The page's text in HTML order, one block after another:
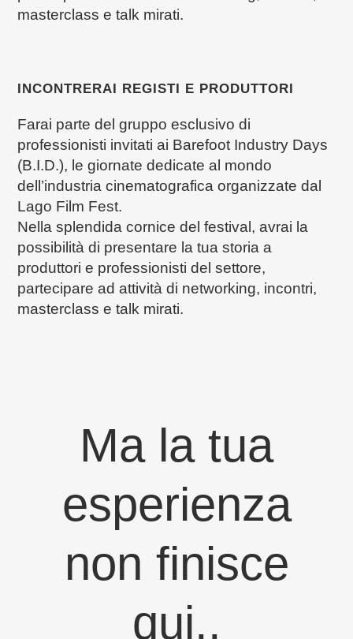
masterclass e talk mirati.
INCONTRERAI REGISTI E PRODUTTORI
Farai parte del gruppo esclusivo di
professionisti invitati ai Barefoot Industry Days
(B.I.D.), le giornate dedicate al mondo
dell’industria cinematografica organizzate dal
Lago Film Fest.
Nella splendida cornice del festival, avrai la
possibilità di presentare la tua storia a
produttori e professionisti del settore,
partecipare ad attività di networking, incontri,
masterclass e talk mirati.
Ma la tua
esperienza
non finisce
qui..